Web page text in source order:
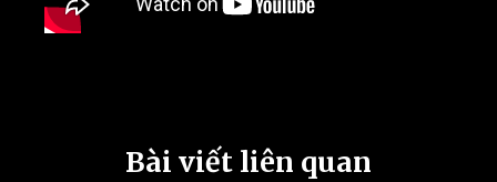
Bài viết liên quan